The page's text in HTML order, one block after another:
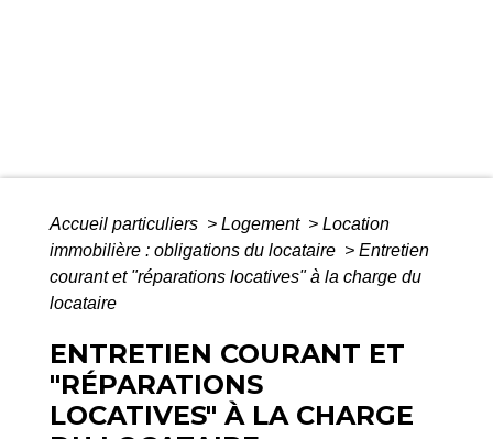
Accueil particuliers > Logement > Location
immobilière : obligations du locataire > Entretien
courant et "réparations locatives" à la charge du
locataire
ENTRETIEN COURANT ET
"RÉPARATIONS
LOCATIVES" À LA CHARGE